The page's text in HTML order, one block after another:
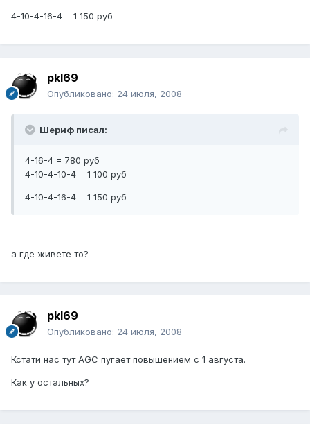
4-10-4-16-4 = 1 150 руб
pkl69
Опубликовано: 24 июля, 2008
Шериф писал:
4-16-4 = 780 руб
4-10-4-10-4 = 1 100 руб
4-10-4-16-4 = 1 150 руб
а где живете то?
pkl69
Опубликовано: 24 июля, 2008
Кстати нас тут AGC пугает повышением с 1 августа.
Как у остальных?